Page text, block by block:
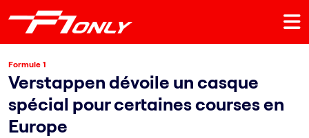
Formule 1
Verstappen dévoile un casque
spécial pour certaines courses en
Europe